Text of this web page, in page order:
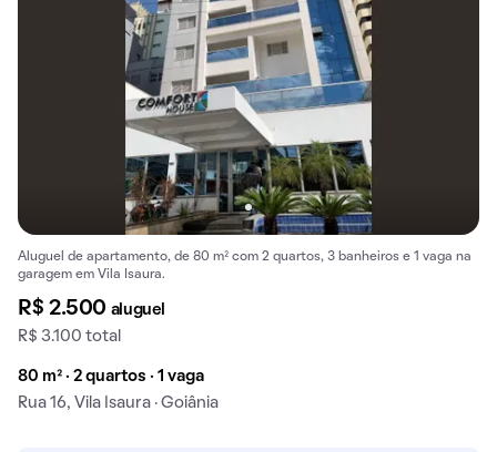
Aluguel de apartamento, de 80 m² com 2 quartos, 3 banheiros e 1 vaga na
garagem em Vila Isaura.
R$ 2.500 aluguel
R$ 3.100 total
80 m² · 2 quartos · 1 vaga
Rua 16, Vila Isaura · Goiânia